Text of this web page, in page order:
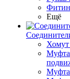
Ещё
Хомут
Муфта
Муфта